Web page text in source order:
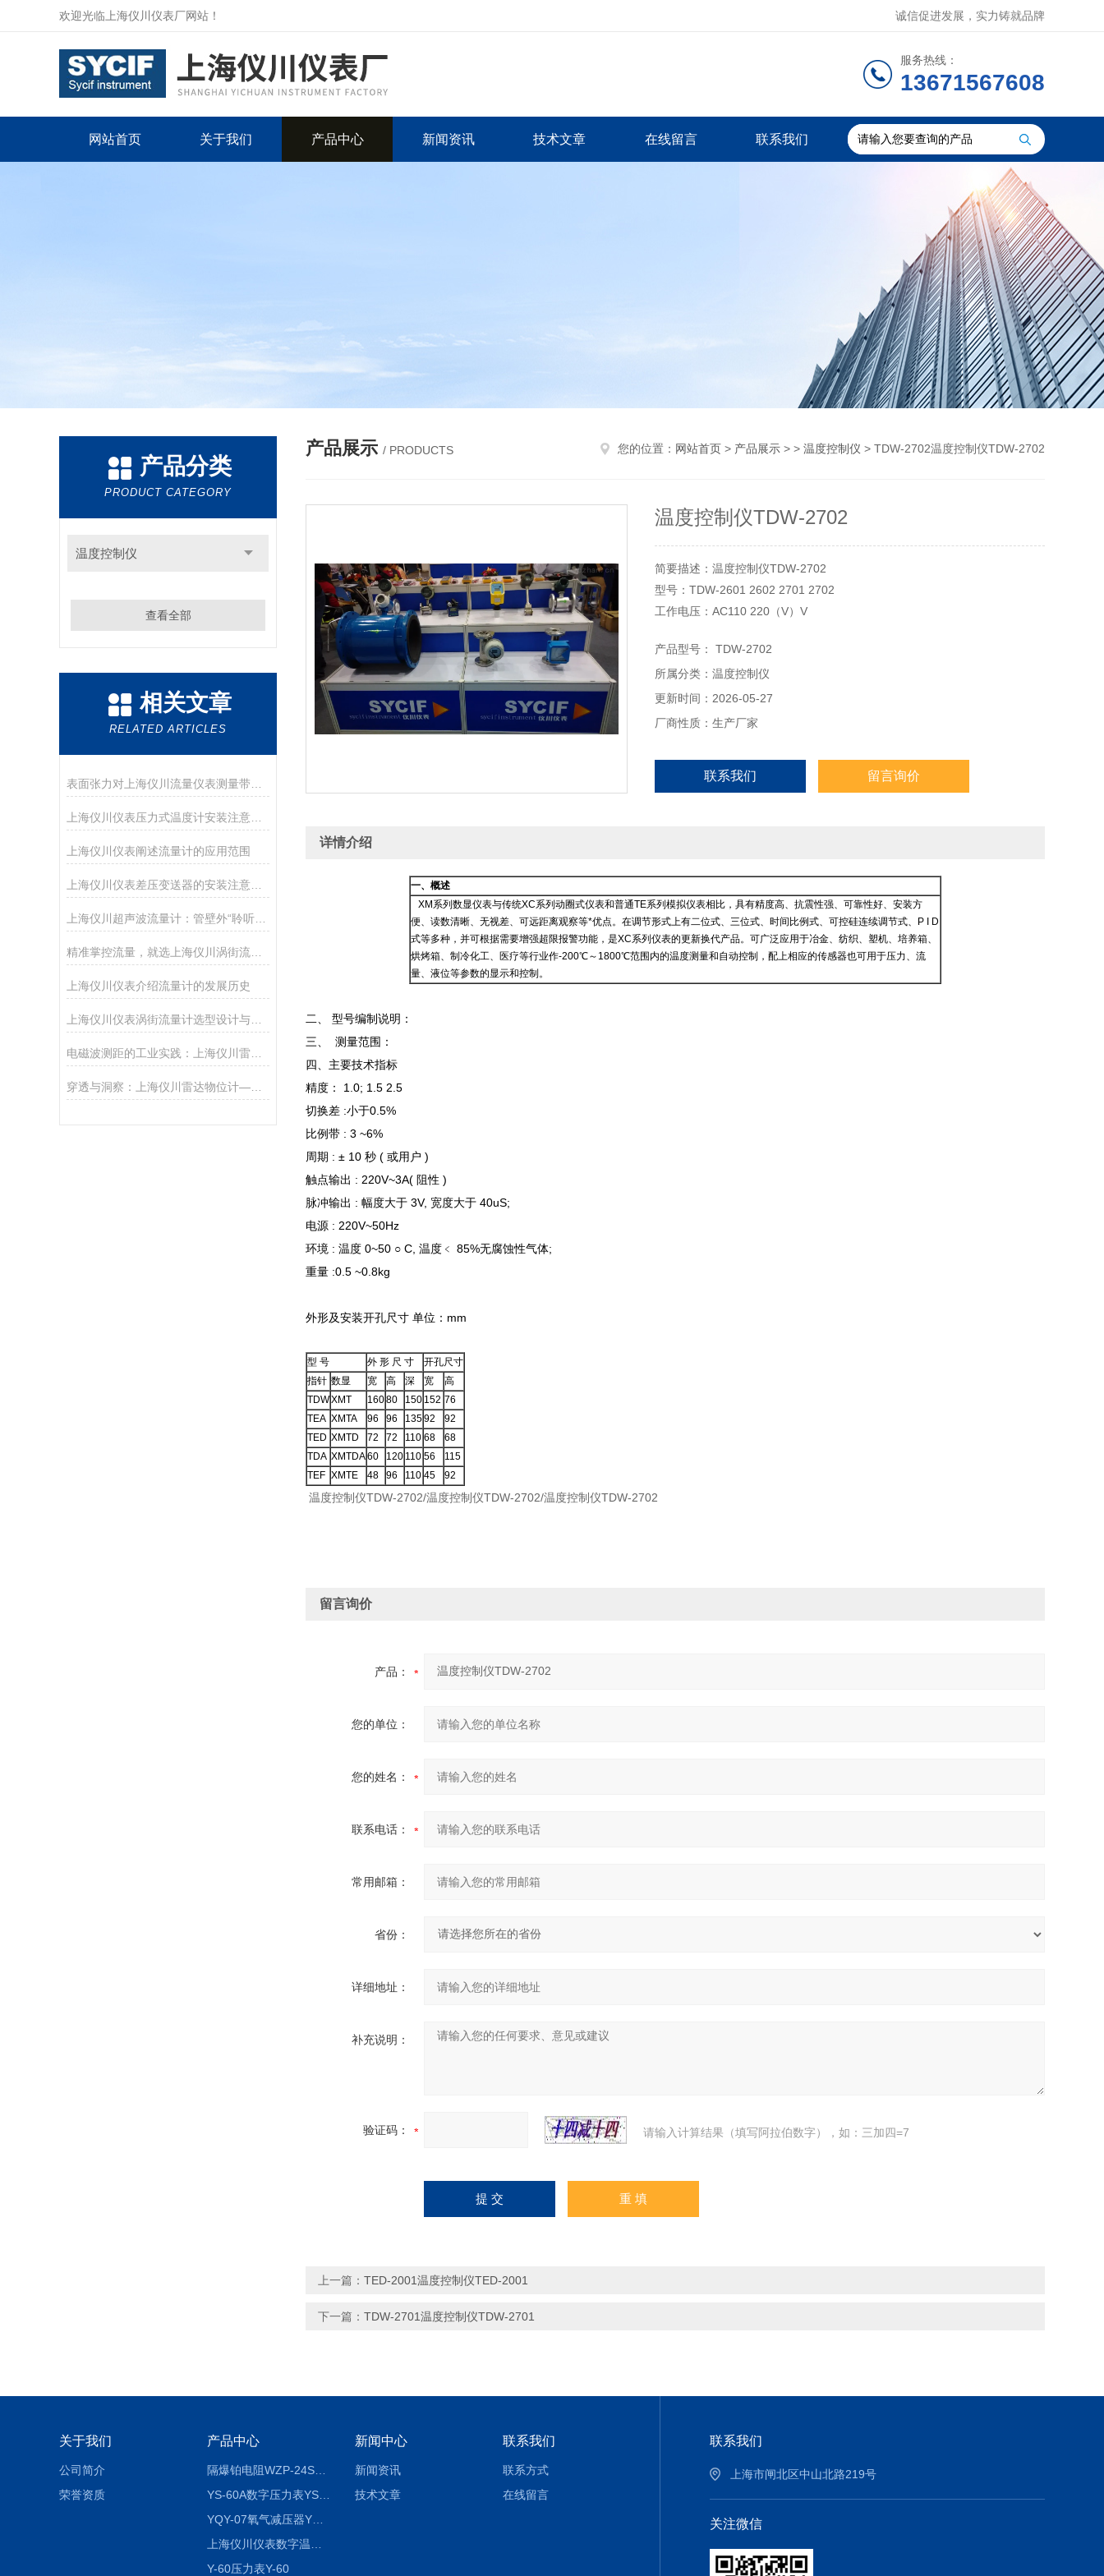
欢迎光临上海仪川仪表厂网站！ 诚信促进发展，实力铸就品牌
服务热线：
13671567608
网站首页 关于我们 产品中心 新闻资讯 技术文章 在线留言 联系我们
产品分类
PRODUCT CATEGORY
温度控制仪
查看全部
相关文章
RELATED ARTICLES
上海仪川仪表压力式温度计安装注意事项。
上海仪川仪表阐述流量计的应用范围
上海仪川仪表差压变送器的安装注意事项
上海仪川超声波流量计：管壁外“聆听”流速的智慧之耳
精准掌控流量，就选上海仪川涡街流量计
上海仪川仪表介绍流量计的发展历史
上海仪川仪表涡街流量计选型设计与整体解决方案
穿透与洞察：上海仪川雷达物位计——现代工业的“液位之眼”
产品展示 / PRODUCTS 您的位置： 网站首页 > 产品展示 > > 温度控制仪 > TDW-2702温度控制仪TDW-2702
温度控制仪TDW-2702
简要描述：温度控制仪TDW-2702
型号：TDW-2601 2602 2701 2702
工作电压：AC110 220（V）V
输出信号：热电偶 热电阻（mA）
重量：0.3（Kg）kg
加工定制：是开孔
尺寸：175*76（mm）
产品型号： TDW-2702
所属分类：温度控制仪
更新时间：2026-05-27
厂商性质：生产厂家
联系我们 留言询价
详情介绍
一、概述
XM系列数显仪表与传统XC系列动圈式仪表和普通TE系列模拟仪表相比，具有精度高、抗震性强、可靠性好、安装方
便、读数清晰、无视差、可远距离观察等*优点。在调节形式上有二位式、三位式、时间比例式、可控硅连续调节式、P I D
式等多种，并可根据需要增强超限报警功能，是XC系列仪表的更新换代产品。可广泛应用于冶金、纺织、塑机、培养箱、
烘烤箱、制冷化工、医疗等行业作-200℃～1800℃范围内的温度测量和自动控制，配上相应的传感器也可用于压力、流
量、液位等参数的显示和控制。
二、 型号编制说明：
三、 测量范围：
四、主要技术指标
精度： 1.0; 1.5 2.5
切换差 :小于0.5%
比例带 : 3 ~6%
周期 : ± 10 秒 ( 或用户 )
触点输出 : 220V~3A( 阻性 )
脉冲输出 : 幅度大于 3V, 宽度大于 40uS;
电源 : 220V~50Hz
环境 : 温度 0~50 ○ C, 温度﹤ 85%无腐蚀性气体;
重量 :0.5 ~0.8kg
外形及安装开孔尺寸 单位：mm
型 号 外 形 尺 寸
开孔尺寸
指针 数显 宽 高 深 宽
高
TDWXMT 16080 150 152 76
TEA XMTA 96 96 13592
92
TED XMTD 72 72 110 68
68
TDA XMTDA60 120 110 56
115
TEF XMTE 48 96 110 45 92
温度控制仪TDW-2702/温度控制仪TDW-2702/温度控制仪TDW-2702
留言询价
产品：
您的单位：
您的姓名：
联系电话：
常用邮箱：
省份：
详细地址：
补充说明：
验证码： 请输入计算结果（填写阿拉伯数字），如：三加四=7
上一篇： TED-2001温度控制仪TED-2001
下一篇： TDW-2701温度控制仪TDW-2701
关于我们
公司简介
荣誉资质
产品中心
隔爆铂电阻WZP-24SA隔爆铂电阻WZP-24SA/Pt100
YS-60A数字压力表YS-60A
YQY-07氧气减压器YQY-07
Y-60压力表Y-60
新闻中心
新闻资讯
技术文章
联系我们
联系方式
在线留言
联系我们
上海市闸北区中山北路219号
关注微信